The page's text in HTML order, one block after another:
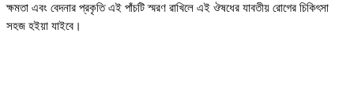
ক্ষমতা এবং বেদনার প্রকৃতি এই পাঁচটি স্মরণ রাখিলে এই ঔষধের যাবতীয় রোগের চিকিৎসা
সহজ হইয়া যাইবে।